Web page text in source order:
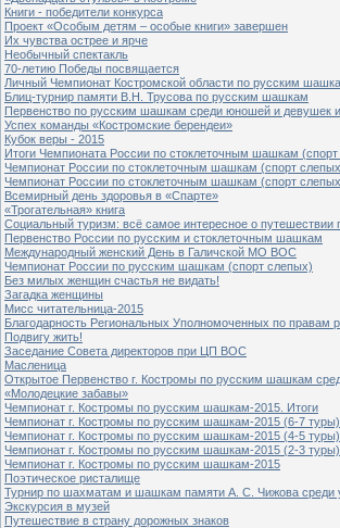
Книги - победители конкурса
Проект «Особым детям – особые книги» завершен
Их чувства острее и ярче
Необычный спектакль
70-летию Победы посвящается
Личный Чемпионат Костромской области по русским
Блиц-турнир памяти В.Н. Трусова по русским шашкам
Первенство по русским шашкам среди юношей и девушек
Успех команды «Костромские берендеи»
Кубок веры - 2015
Итоги Чемпионата России по стоклеточным шашкам
Чемпионат России по стоклеточным шашкам (спорт
Чемпионат России по стоклеточным шашкам (спорт
Всемирный день здоровья в «Спарте»
«Трогательная» книга
Социальный туризм: всё самое интересное о
Первенство России по русским и стоклеточным шашкам
Международный женский День в Галичской МО ВОС
Чемпионат России по русским шашкам (спорт слепых)
Без милых женщин счастья не видать!
Загадка женщины
Мисс читательница-2015
Благодарность Региональных Уполномоченных по правам
Подвигу жить!
Заседание Совета директоров при ЦП ВОС
Масленица
Открытое Первенство г. Костромы по русским шашкам
«Молодецкие забавы»
Чемпионат г. Костромы по русским шашкам-2015. Итоги
Чемпионат г. Костромы по русским шашкам-2015 (6-7 туры)
Чемпионат г. Костромы по русским шашкам-2015 (4-5 туры)
Чемпионат г. Костромы по русским шашкам-2015 (2-3 туры)
Чемпионат г. Костромы по русским шашкам-2015
Поэтическое ристалище
Турнир по шахматам и шашкам памяти А. С. Чижова среди
Экскурсия в музей
Путешествие в страну дорожных знаков